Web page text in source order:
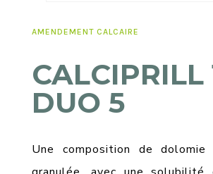
AMENDEMENT CALCAIRE
CALCIPRILL
DUO 5
Une composition de